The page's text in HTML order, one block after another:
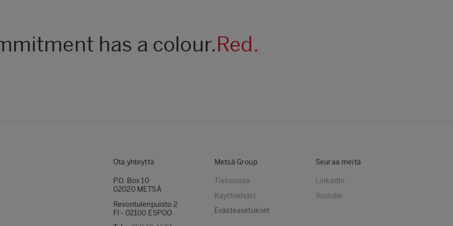
has a colour.Red.
Ota yhteyttä
P.O. Box 10
02020 METSÄ
Revontulenpuisto 2
FI - 02100 ESPOO
Metsä Group
Tietosuoja
Käyttöehdot
Evästeasetukset
Seuraa meitä
LinkedIn
Youtube